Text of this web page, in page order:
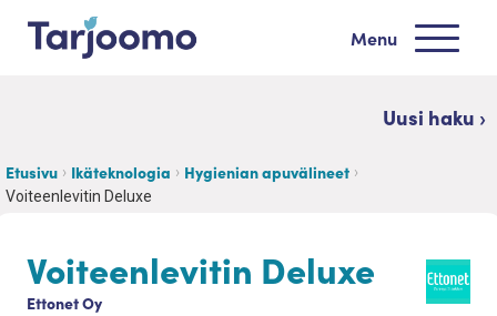
Siirry sisältöön
Menu
Uusi haku ›
Etusivu Ikäteknologia Hygienian apuvälineet
Voiteenlevitin Deluxe
Voiteenlevitin Deluxe
Ettonet Oy